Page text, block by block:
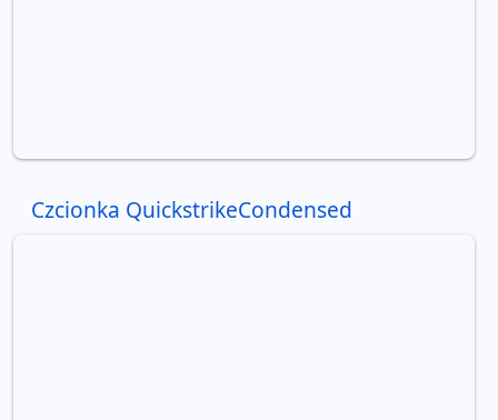
Czcionka QuickstrikeCondensed